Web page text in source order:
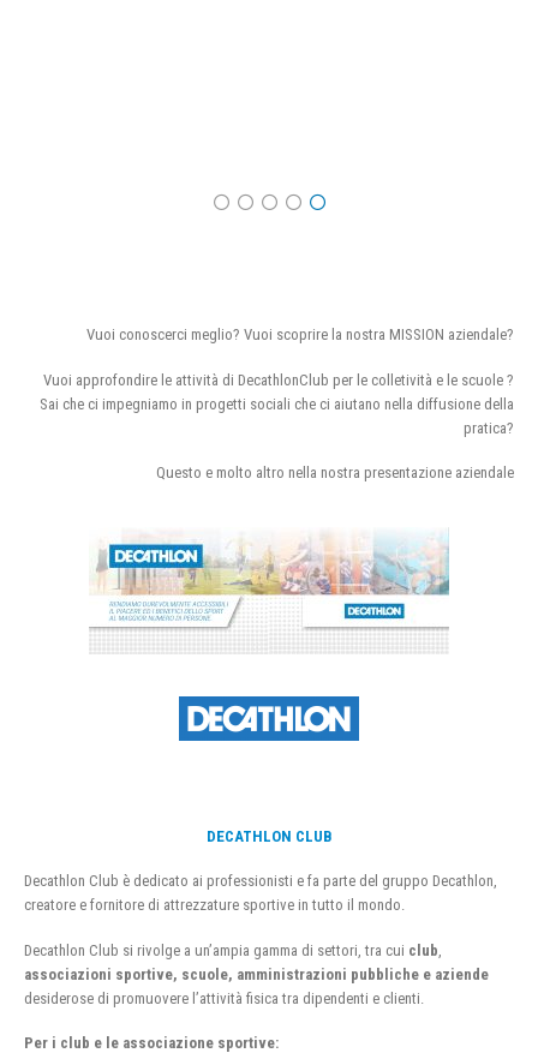
Vuoi conoscerci meglio? Vuoi scoprire la nostra MISSION aziendale?
Vuoi approfondire le attività di DecathlonClub per le colletività e le scuole ?
Sai che ci impegniamo in progetti sociali che ci aiutano nella diffusione della
pratica?
Questo e molto altro nella nostra presentazione aziendale
DECATHLON CLUB
Decathlon Club è dedicato ai professionisti e fa parte del gruppo Decathlon,
creatore e fornitore di attrezzature sportive in tutto il mondo.
Decathlon Club si rivolge a un’ampia gamma di settori, tra cui club
associazioni sportive, scuole, amministrazioni pubbliche e aziende
desiderose di promuovere l’attività fisica tra dipendenti e clienti.
Per i club e le associazione sportive: